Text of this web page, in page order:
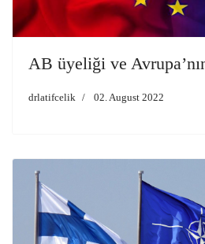
AB üyeliği ve
drlatifcelik 02. August 2022